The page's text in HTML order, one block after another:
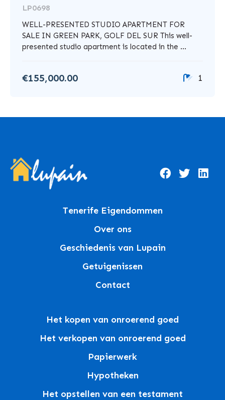
LP0698
WELL-PRESENTED STUDIO APARTMENT FOR
SALE IN GREEN PARK, GOLF DEL SUR This well-
presented studio apartment is located in the ...
€155,000.00 1
Tenerife Eigendommen
Over ons
Geschiedenis van Lupain
Getuigenissen
Contact
Het kopen van onroerend goed
Het verkopen van onroerend goed
Papierwerk
Hypotheken
Het opstellen van een testament